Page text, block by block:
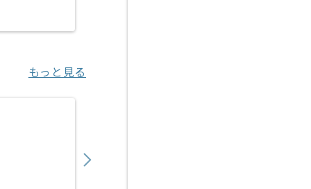
もっと見る